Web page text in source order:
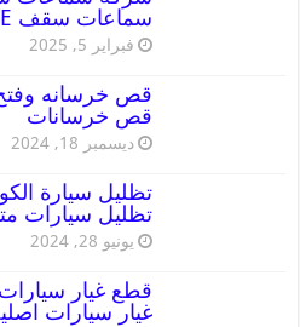
سماعات سقف BOSE أصلية
فبراير 5, 2025
قص خرسانات
ديسمبر 18, 2024
تظليل سيارات
يونيو 28, 2024
غيار سيارات